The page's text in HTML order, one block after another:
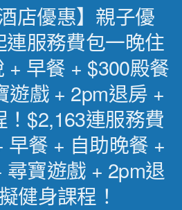
店優惠】親子優
連服務費包一晚住
+ 早餐 + $300殿餐
遊戲 + 2pm退房 +
$2,163連服務費
早餐 + 自助晚餐 +
寶遊戲 + 2pm退
健身課程！